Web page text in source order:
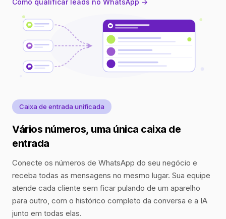
Como qualificar leads no WhatsApp →
Caixa de entrada unificada
Vários números, uma única caixa de
entrada
Conecte os números de WhatsApp do seu negócio e
receba todas as mensagens no mesmo lugar. Sua equipe
atende cada cliente sem ficar pulando de um aparelho
para outro, com o histórico completo da conversa e a IA
junto em todas elas.